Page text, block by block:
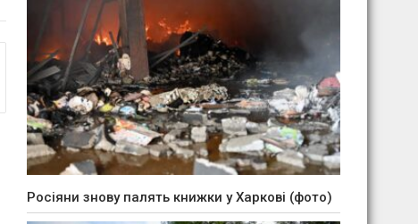
Росіяни знову палять книжки у Харкові (фото)